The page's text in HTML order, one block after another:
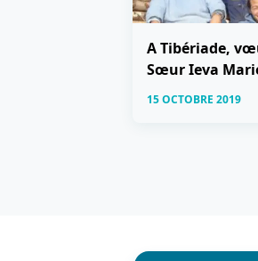
A Tibériade,
Sœur Ieva
15 OCTOBRE 2019